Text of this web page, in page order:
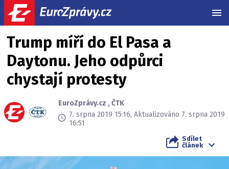
Trump míří do El Pasa a
Daytonu. Jeho odpůrci
chystají protesty
EuroZprávy.cz ,ČTK
7. srpna 2019 15:16, Aktualizováno 7. srpna 2019
16:51
Sdílet
článek